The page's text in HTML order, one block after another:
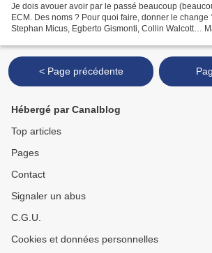
Je dois avouer avoir par le passé beaucoup
ECM. Des noms ? Pour quoi faire, donner le change
Stephan Micus, Egberto Gismonti, Collin Walcott…
< Page précédente
Hébergé par Canalblog
Top articles
Pages
Contact
Signaler un abus
C.G.U.
Cookies et données personnelles